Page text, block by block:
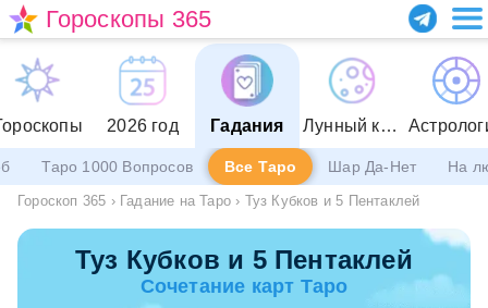
Гороскопы 365
2026 год Гадания Лунный календарь
Таро 1000 Вопросов Все Таро Шар Да-Нет На
Гороскоп 365 › Гадание на Таро › Туз Кубков и 5 Пентаклей
Туз Кубков и 5 Пентаклей
Сочетание карт Таро